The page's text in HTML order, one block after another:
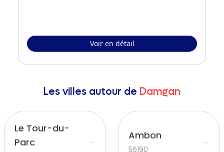
Voir en détail
Les villes autour de Damgan
Le Tour-du-
Parc
→ Ambon
56190
→